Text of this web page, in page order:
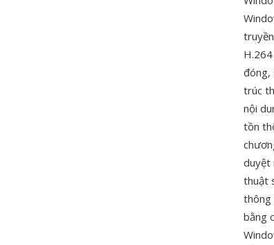
đóng,
trúc
nội
tồn
duyệt
thuật
thông
bằng